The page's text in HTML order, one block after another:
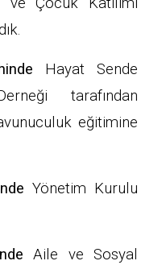
Hayat Sende
tarafından
eğitimine
Yönetim Kurulu
Aile ve Sosyal